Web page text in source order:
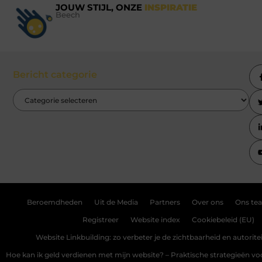
JOUW STIJL, ONZE INSPIRATIE
Beech
Bericht categorie
Beroemdheden Uit de Media Partners Over ons Ons
Registreer Website index Cookiebeleid (EU)
Website Linkbuilding: zo verbeter je de zichtbaarheid en
Hoe kan ik geld verdienen met mijn website? – Praktische strategieën